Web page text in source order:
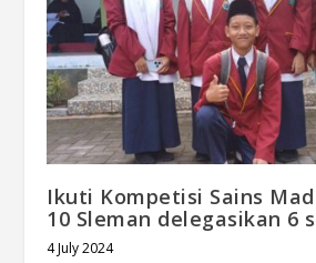
Ikuti Kompetisi Sains
10 Sleman delegasikan 6
4 July 2024